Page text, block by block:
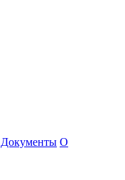
Документы О